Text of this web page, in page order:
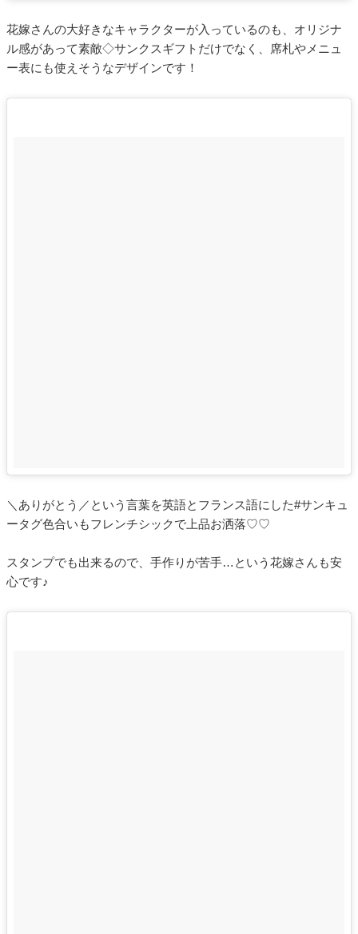
花嫁さんの大好きなキャラクターが入っているのも、オリジナ
ル感があって素敵◇サンクスギフトだけでなく、席札やメニュ
ー表にも使えそうなデザインです！
＼ありがとう／という言葉を英語とフランス語にした#サンキュ
ータグ色合いもフレンチシックで上品お洒落♡♡
スタンプでも出来るので、手作りが苦手…という花嫁さんも安
心です♪